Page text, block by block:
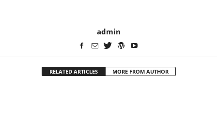
admin
RELATED ARTICLES MORE FROM AUTHOR